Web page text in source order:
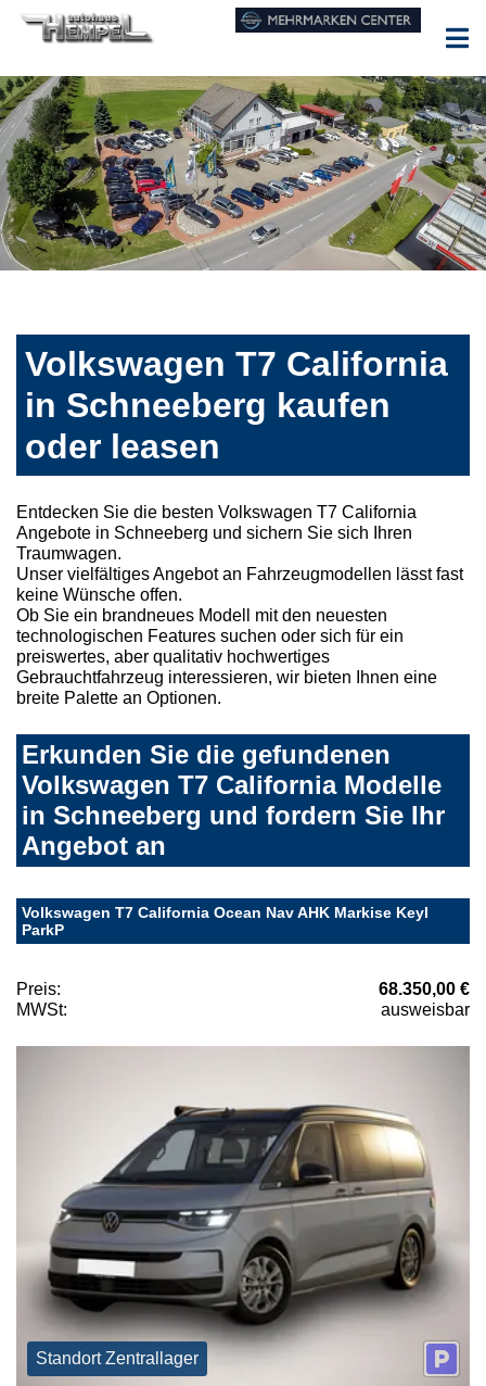
Volkswagen T7 California
in Schneeberg kaufen
oder leasen
Entdecken Sie die besten Volkswagen T7 California
Angebote in Schneeberg und sichern Sie sich Ihren
Traumwagen.
Unser vielfältiges Angebot an Fahrzeugmodellen lässt fast
keine Wünsche offen.
Ob Sie ein brandneues Modell mit den neuesten
technologischen Features suchen oder sich für ein
preiswertes, aber qualitativ hochwertiges
Gebrauchtfahrzeug interessieren, wir bieten Ihnen eine
breite Palette an Optionen.
Erkunden Sie die gefundenen
Volkswagen T7 California Modelle
in Schneeberg und fordern Sie Ihr
Angebot an
Volkswagen T7 California Ocean Nav AHK Markise Keyl
ParkP
Preis:
68.350,00 €
MWSt:
ausweisbar
Standort Zentrallager